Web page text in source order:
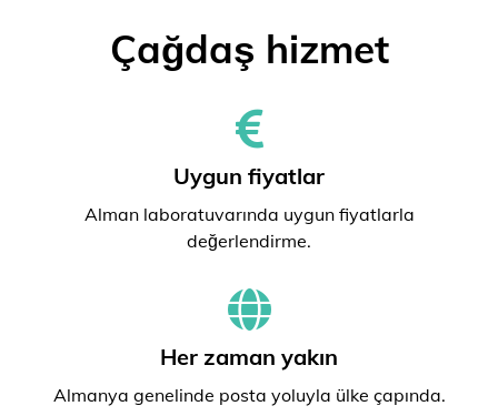
Çağdaş hizmet
Uygun fiyatlar
Alman laboratuvarında uygun fiyatlarla
değerlendirme.
Her zaman yakın
Almanya genelinde posta yoluyla ülke çapında.